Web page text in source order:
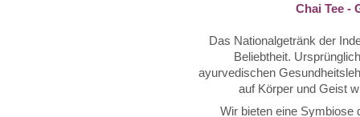
Chai Tee -
Das Nationalgetränk der
Beliebtheit.
ayurvedischen
auf Körper und Geist
Wir bieten eine Symbiose